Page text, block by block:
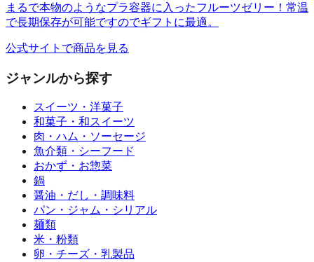
まるで本物のようなプラ容器に入ったフルーツゼリー！常温
で長期保存が可能ですのでギフトに最適。
公式サイトで商品を見る
ジャンルから探す
スイーツ・洋菓子
和菓子・和スイーツ
肉・ハム・ソーセージ
魚介類・シーフード
おかず・お惣菜
鍋
醤油・だし・調味料
パン・ジャム・シリアル
麺類
米・粉類
卵・チーズ・乳製品